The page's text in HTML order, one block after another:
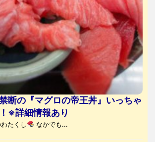
断の『マグロの帝王丼』いっちゃ
※詳細情報あり
たくし なかでも...